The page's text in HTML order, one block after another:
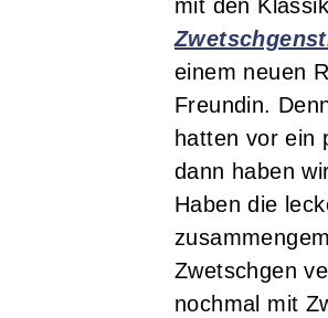
mit den
einem neuen
Freundin.
hatten vor ein
dann haben
Haben die
Zwetschgen
nochmal mit